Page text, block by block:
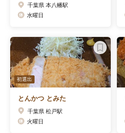
千葉県 本八幡駅
水曜日
初選出
とんかつ とみた
千葉県 松戸駅
火曜日